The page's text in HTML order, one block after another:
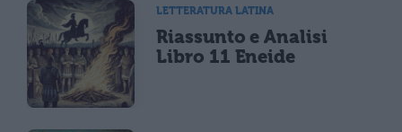
LETTERATURA LATINA
Riassunto e Analisi
Libro 11 Eneide